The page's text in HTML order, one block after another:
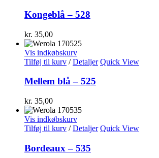
Kongeblå – 528
kr. 35,00
Vis indkøbskurv
Tilføj til kurv / Detaljer Quick View
Mellem blå – 525
kr. 35,00
Vis indkøbskurv
Tilføj til kurv / Detaljer Quick View
Bordeaux – 535